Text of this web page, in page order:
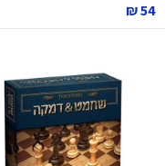
54 ₪